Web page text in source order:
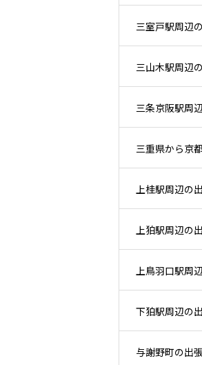
用後とホテル
三室戸駅周辺
利用後と住宅
三山木駅周辺
利用後と住宅
三条京阪駅周
食後と鴨川周
三重県から京
上桂駅周辺の
用後と自宅休
上狛駅周辺の
後と住宅地ケ
上鳥羽口駅周
鉄利用後と仕
下狛駅周辺の
後と住宅地ケア
与謝野町の出